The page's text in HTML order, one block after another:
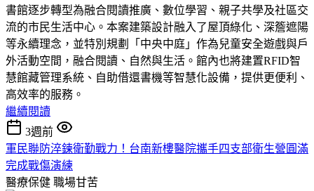
書館逐步轉型為融合閱讀推廣、數位學習、親子共學及社區交
流的市民生活中心。本案建築設計融入了屋頂綠化、深簷遮陽
等永續理念，並特別規劃「中央中庭」作為兒童安全遊戲與戶
外活動空間，融合閱讀、自然與生活。館內也將建置RFID智
慧館藏管理系統、自助借還書機等智慧化設備，提供更便利、
高效率的服務。
繼續閱讀
3週前
軍民聯防淬鍊衛勤戰力！台南新樓醫院攜手四支部衛生營圓滿
完成戰傷演練
醫療保健 職場甘苦